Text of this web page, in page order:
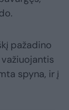
pažadino
spyna, ir į